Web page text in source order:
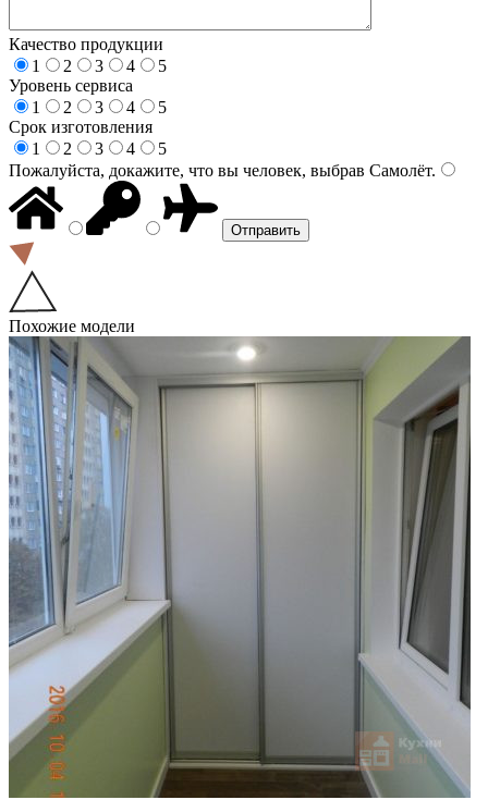
Качество продукции
1
2 3 4
5
Уровень сервиса
1
2 3 4
5
Срок изготовления
1
2 3 4
5
Пожалуйста, докажите, что вы человек, выбрав Самолёт.
Похожие модели